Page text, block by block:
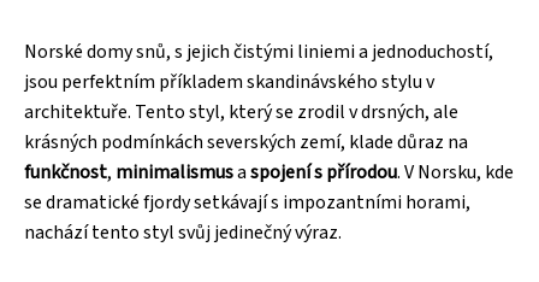
Norské domy snů, s jejich čistými liniemi a jednoduchostí,
jsou perfektním příkladem skandinávského stylu v
architektuře. Tento styl, který se zrodil v drsných, ale
krásných podmínkách severských zemí, klade důraz na
funkčnost, minimalismusaspojení s přírodou. V Norsku, kde
se dramatické fjordy setkávají s impozantními horami,
nachází tento styl svůj jedinečný výraz.